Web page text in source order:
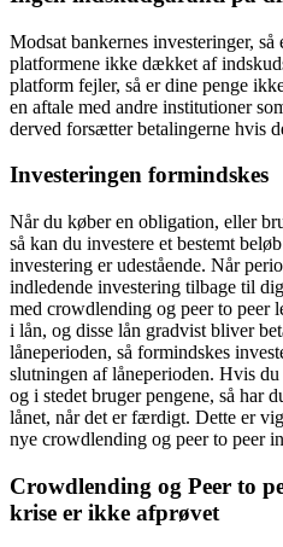
Modsat bankernes investeringer,
platformene ikke dækket af
platform fejler, så er dine penge
en aftale med andre institutioner
derved forsætter betalingerne hvis
Investeringen formindskes
Når du køber en obligation, eller
så kan du investere et bestemt
investering er udestående. Når
indledende investering tilbage til
med crowdlending og peer to peer
i lån, og disse lån gradvist bliver
låneperioden, så formindskes
slutningen af låneperioden. Hvis
og i stedet bruger pengene, så har
lånet, når det er færdigt. Dette er
nye crowdlending og peer to peer
Crowdlending og Peer to
krise er ikke afprøvet